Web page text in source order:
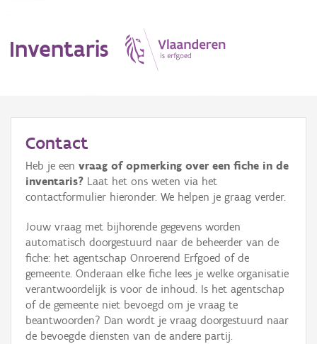
Inventaris
Erfgoedobject
Aanduidingsobject
Waarneming
Thema
Gebeurtenis
Persoon of collectief
Contact
Heb je een vraag of opmerking over een fiche in de
inventaris? Laat het ons weten via het
contactformulier hieronder. We helpen je graag verder.
Jouw vraag met bijhorende gegevens worden
automatisch doorgestuurd naar de beheerder van de
fiche: het agentschap Onroerend Erfgoed of de
gemeente. Onderaan elke fiche lees je welke organisatie
verantwoordelijk is voor de inhoud. Is het agentschap
of de gemeente niet bevoegd om je vraag te
beantwoorden? Dan wordt je vraag doorgestuurd naar
de bevoegde diensten van de andere partij.